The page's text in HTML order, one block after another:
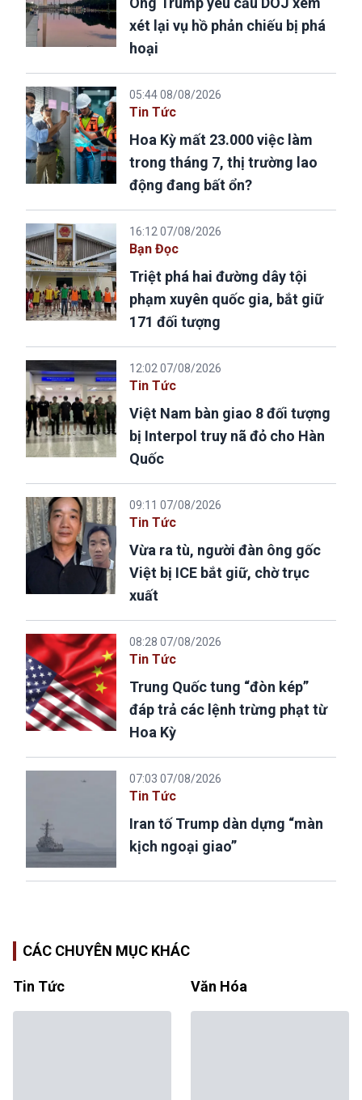
xét lại vụ hồ phản chiếu bị phá
hoại
05:44 08/08/2026
Tin Tức
Hoa Kỳ mất 23.000 việc làm
trong tháng 7, thị trường lao
động đang bất ổn?
16:12 07/08/2026
Bạn Đọc
Triệt phá hai đường dây tội
phạm xuyên quốc gia, bắt giữ
171 đối tượng
12:02 07/08/2026
Tin Tức
Việt Nam bàn giao 8 đối tượng
bị Interpol truy nã đỏ cho Hàn
Quốc
09:11 07/08/2026
Tin Tức
Vừa ra tù, người đàn ông gốc
Việt bị ICE bắt giữ, chờ trục
xuất
08:28 07/08/2026
Tin Tức
Trung Quốc tung “đòn kép”
đáp trả các lệnh trừng phạt từ
Hoa Kỳ
07:03 07/08/2026
Tin Tức
Iran tố Trump dàn dựng “màn
kịch ngoại giao”
CÁC CHUYÊN MỤC KHÁC
Tin Tức Văn Hóa